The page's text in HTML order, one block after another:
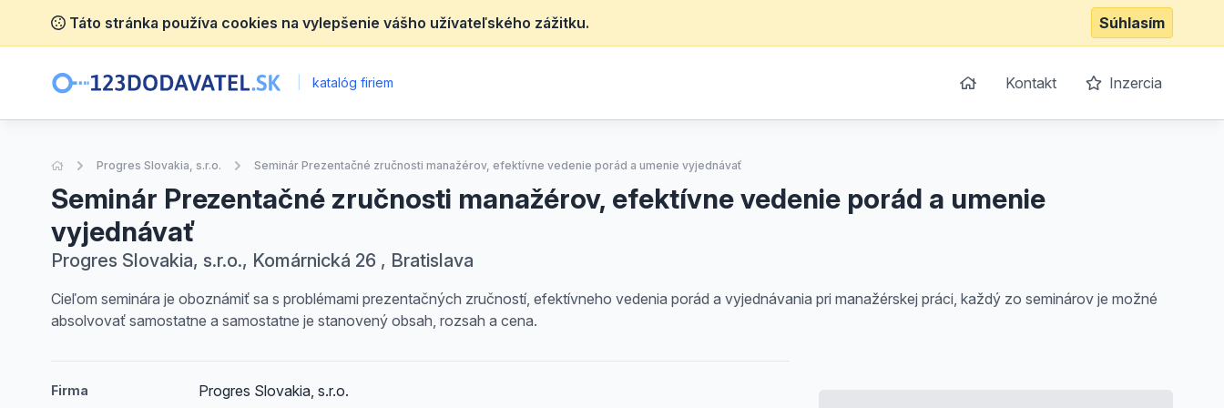
Táto stránka používa cookies na vylepšenie vášho užívateľského zážitku. Súhlasím
katalóg firiem Kontakt Inzercia
Úvodná stránka
Progres Slovakia, s.r.o. Seminár Prezentačné zručnosti manažérov, efektívne vedenie porád a umenie vyjednávať
Seminár Prezentačné zručnosti manažérov, efektívne vedenie porád a umenie
vyjednávať
Progres Slovakia, s.r.o., Komárnická 26 , Bratislava
Cieľom seminára je oboznámiť sa s problémami prezentačných zručností, efektívneho vedenia porád a vyjednávania pri manažérskej práci, každý zo seminárov je možné
absolvovať samostatne a samostatne je stanovený obsah, rozsah a cena.
Firma Progres Slovakia, s.r.o.